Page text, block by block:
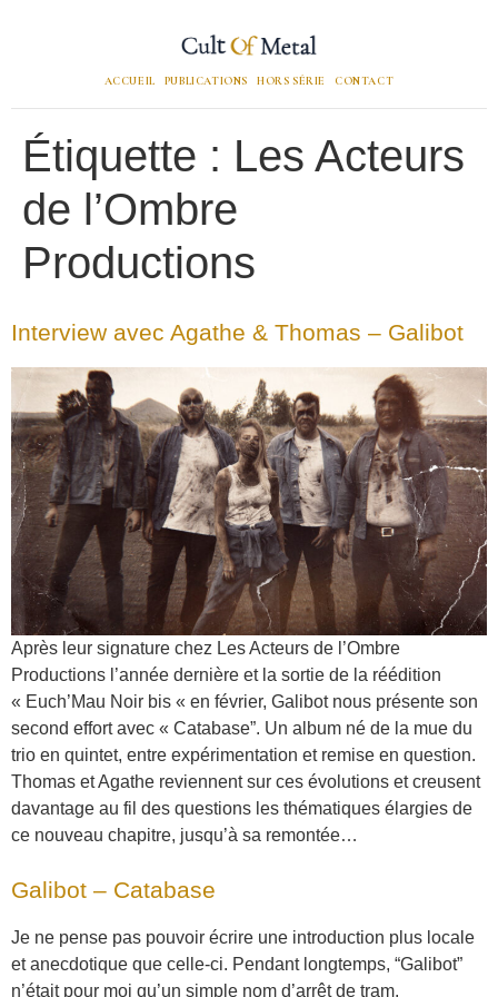
ACCUEIL PUBLICATIONS HORS SÉRIE CONTACT
Étiquette : Les Acteurs
de l’Ombre
Productions
Interview avec Agathe & Thomas – Galibot
Après leur signature chez Les Acteurs de l’Ombre
Productions l’année dernière et la sortie de la réédition
« Euch’Mau Noir bis « en février, Galibot nous présente son
second effort avec « Catabase”. Un album né de la mue du
trio en quintet, entre expérimentation et remise en question.
Thomas et Agathe reviennent sur ces évolutions et creusent
davantage au fil des questions les thématiques élargies de
ce nouveau chapitre, jusqu’à sa remontée…
Galibot – Catabase
Je ne pense pas pouvoir écrire une introduction plus locale
et anecdotique que celle-ci. Pendant longtemps, “Galibot”
n’était pour moi qu’un simple nom d’arrêt de tram.